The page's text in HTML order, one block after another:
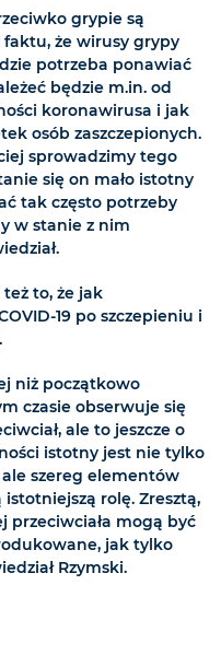
grypie są
że wirusy grypy
potrzeba ponawiać
będzie m.in. od
koronawirusa i jak
osób zaszczepionych.
sprowadzimy tego
się on mało istotny
tak często potrzeby
w stanie z nim
to, że jak
19 po szczepieniu i
niż początkowo
czasie obserwuje się
ale to jeszcze o
istotny jest nie tylko
szereg elementów
rolę. Zresztą,
mogą być
jak tylko
Rzymski.